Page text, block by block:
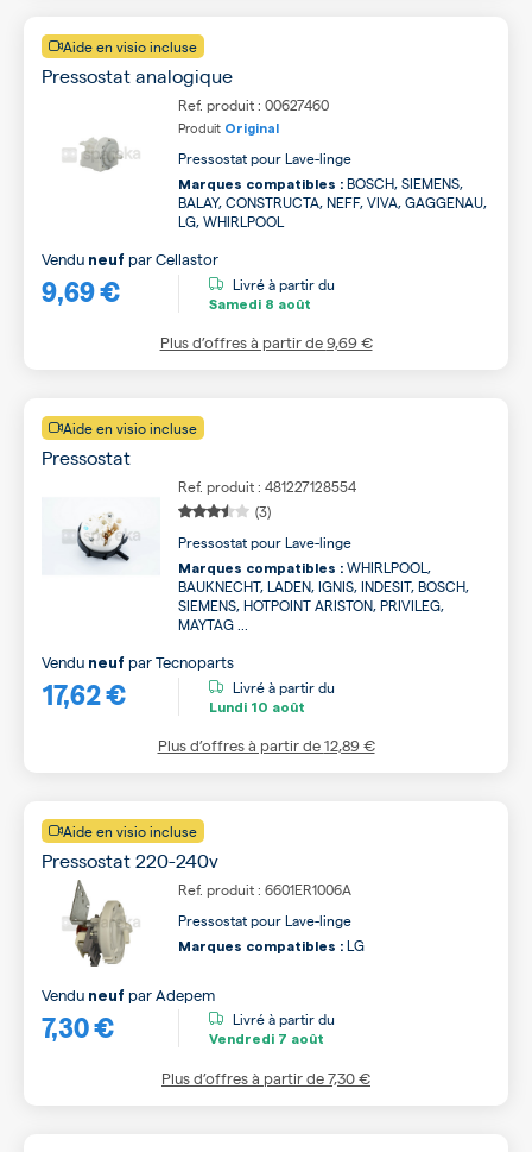
Aide en visio incluse
Pressostat analogique
Ref. produit : 00627460
Produit Original
Pressostat pour Lave-linge
Marques compatibles : BOSCH, SIEMENS,
BALAY, CONSTRUCTA, NEFF, VIVA, GAGGENAU,
LG, WHIRLPOOL
9,69 €
Vendu neuf parCellastor
Livré à partir du
Samedi 8 août
Plus d’offres à partir de9,69 €
Aide en visio incluse
Pressostat
Ref. produit : 481227128554
(3)
Pressostat pour Lave-linge
Marques compatibles : WHIRLPOOL,
BAUKNECHT, LADEN, IGNIS, INDESIT, BOSCH,
SIEMENS, HOTPOINT ARISTON, PRIVILEG,
MAYTAG ...
17,62 €
Vendu neuf parTecnoparts
Livré à partir du
Lundi 10 août
Plus d’offres à partir de12,89 €
Aide en visio incluse
Pressostat 220-240v
Ref. produit : 6601ER1006A
Pressostat pour Lave-linge
Marques compatibles : LG
7,30 €
Vendu neuf parAdepem
Livré à partir du
Vendredi 7 août
Plus d’offres à partir de7,30 €